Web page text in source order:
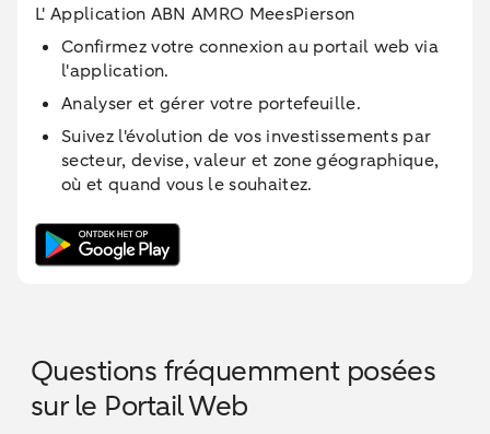
L' Application ABN AMRO MeesPierson
Confirmez votre connexion au portail web via
l'application.
Analyser et gérer votre portefeuille.
Suivez l'évolution de vos investissements par
secteur, devise, valeur et zone géographique,
où et quand vous le souhaitez.
Questions fréquemment posées
sur le Portail Web